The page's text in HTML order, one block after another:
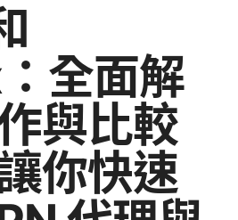
全面解
與比較
你快速